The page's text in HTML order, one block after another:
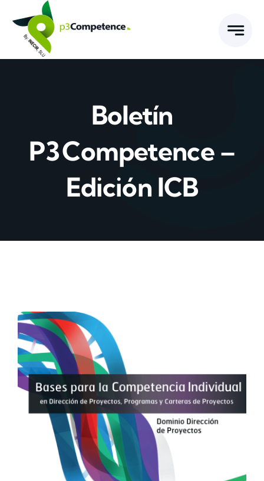
content
Boletín
P3 Competence –
Edición ICB